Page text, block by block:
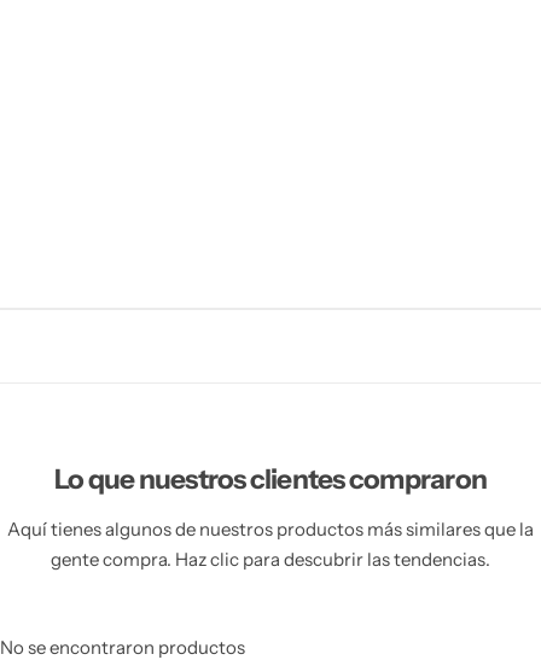
Lo que nuestros clientes compraron
Aquí tienes algunos de nuestros productos más similares que la
gente compra. Haz clic para descubrir las tendencias.
No se encontraron productos